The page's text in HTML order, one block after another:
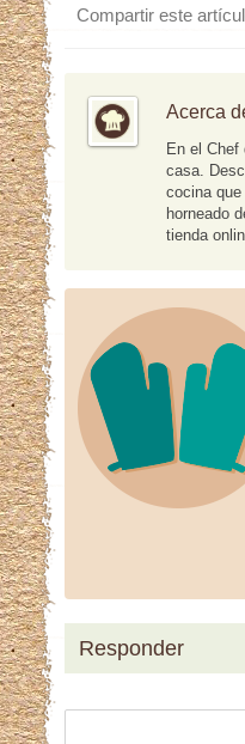
Compartir este
Acerca
En el
casa.
cocina
horneado
tienda
Responder